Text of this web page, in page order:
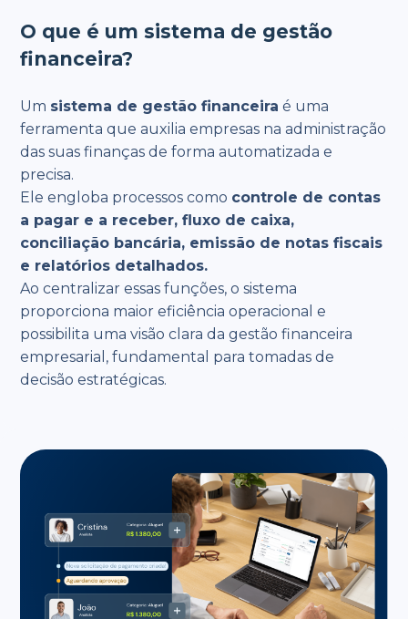
O que é um sistema de gestão
financeira?
Um sistema de gestão financeira é uma
ferramenta que auxilia empresas na administração
das suas finanças de forma automatizada e
precisa.
Ele engloba processos como controle de contas
a pagar e a receber, fluxo de caixa,
conciliação bancária, emissão de notas fiscais
e relatórios detalhados.
Ao centralizar essas funções, o sistema
proporciona maior eficiência operacional e
possibilita uma visão clara da gestão financeira
empresarial, fundamental para tomadas de
decisão estratégicas.